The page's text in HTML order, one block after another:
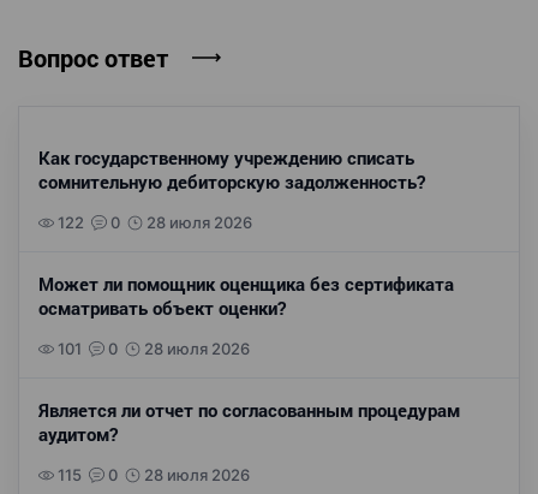
Вопрос ответ
Как государственному учреждению списать
сомнительную дебиторскую задолженность?
122 0 28 июля 2026
Может ли помощник оценщика без сертификата
осматривать объект оценки?
101 0 28 июля 2026
Является ли отчет по согласованным процедурам
аудитом?
115 0 28 июля 2026